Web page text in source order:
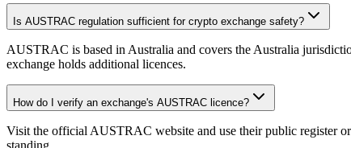
Is AUSTRAC regulation sufficient for crypto exchange safety?
AUSTRAC is based in Australia and covers the Australia
exchange holds additional licences.
How do I verify an exchange's AUSTRAC licence?
Visit the official AUSTRAC website and use their public register